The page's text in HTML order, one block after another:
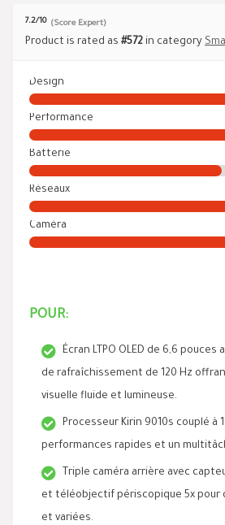
7.2/10 (Score Expert)
Product is rated as #572 in category
Design
Performance
Batterie
Réseaux
Caméra
POUR:
Écran LTPO OLED de 6,6 pouces
de rafraîchissement de 120 Hz
visuelle fluide et lumineuse.
Processeur Kirin 9010s couplé à
performances rapides et un
Triple caméra arrière avec
et téléobjectif périscopique 5x pour
et variées.